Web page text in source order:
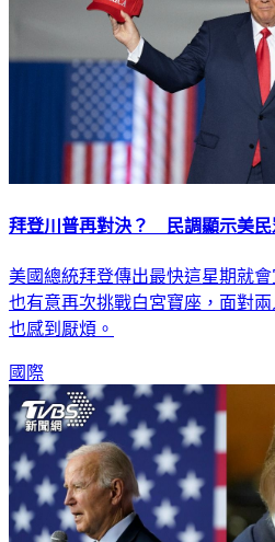
拜登川普再對決？ 民調顯示美民
美國總統拜登傳出最快這星期就
也有意再次挑戰白宮寶座，面對
也感到厭煩。
國際